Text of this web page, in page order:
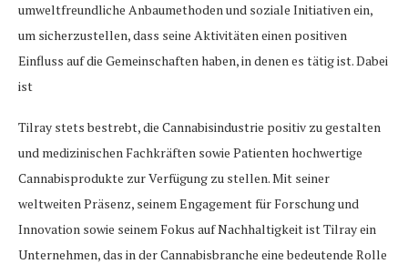
umweltfreundliche Anbaumethoden und soziale Initiativen ein,
um sicherzustellen, dass seine Aktivitäten einen positiven
Einfluss auf die Gemeinschaften haben, in denen es tätig ist. Dabei
ist
Tilray stets bestrebt, die Cannabisindustrie positiv zu gestalten
und medizinischen Fachkräften sowie Patienten hochwertige
Cannabisprodukte zur Verfügung zu stellen. Mit seiner
weltweiten Präsenz, seinem Engagement für Forschung und
Innovation sowie seinem Fokus auf Nachhaltigkeit ist Tilray ein
Unternehmen, das in der Cannabisbranche eine bedeutende Rolle